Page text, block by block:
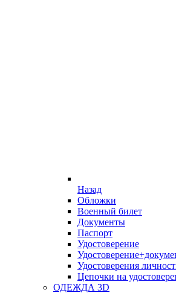
Назад
Обложки
Военный билет
Документы
Паспорт
Удостоверение
Удостоверения
Цепочки на
ОДЕЖДА 3D